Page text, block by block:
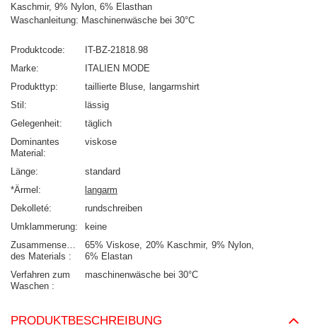
Kaschmir, 9% Nylon, 6% Elasthan
Waschanleitung: Maschinenwäsche bei 30°C
Produktcode
IT-BZ-21818.98
Marke
ITALIEN MODE
Produkttyp
taillierte Bluse
langarmshirt
Stil
lässig
Gelegenheit
täglich
Dominantes
Material
viskose
Länge
standard
*Ärmel
langarm
Dekolleté
rundschreiben
Umklammerung
keine
Zusammensetzung
des Materials
65% Viskose 20% Kaschmir 9% Nylon
6% Elastan
Verfahren zum
Waschen
maschinenwäsche bei 30°C
PRODUKTBESCHREIBUNG